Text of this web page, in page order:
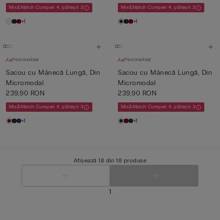
Mix&Match Cumperi 4, plătești 3
+1
Mix&Match Cumperi 4, plătești 3
+1
Personalizat
Sacou cu Mânecă Lungă, Din
Micromodal
239,90 RON
Mix&Match Cumperi 4, plătești 3
+1
Personalizat
Sacou cu Mânecă Lungă, Din
Micromodal
239,90 RON
Mix&Match Cumperi 4, plătești 3
+1
Afișează 18 din 18 produse
1